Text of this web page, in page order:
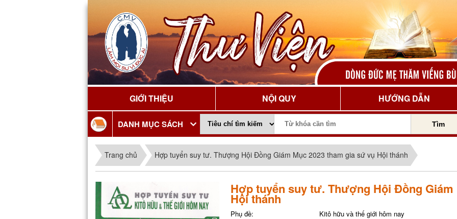
GIỚI THIỆU NỘI QUY HƯỚNG DẪN
DANH MỤC SÁCH Tìm
Trang chủ Hợp tuyển suy tư. Thượng Hội Đồng Giám Mục 2023 tham gia sứ vụ Hội thánh
Hợp tuyển suy tư. Thượng Hội Đồng Giám
Hội thánh
Phụ đề:
Kitô hữu và thế giới hôm nay